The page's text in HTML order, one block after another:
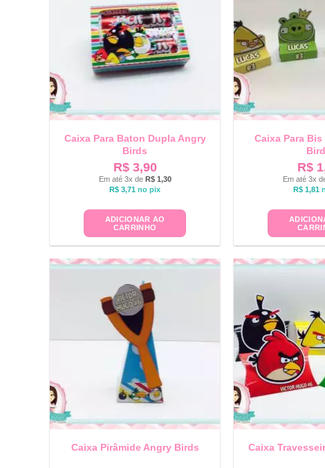
Caixa Para Baton Dupla Angry
Birds
R$3,90
Em até 3x de R$1,30
R$ 3,71 no pix
ADICIONAR AO
CARRINHO
Caixa Para
R$
Em até 3x
R$ 1,81
Caixa Pirâmide Angry Birds Caixa